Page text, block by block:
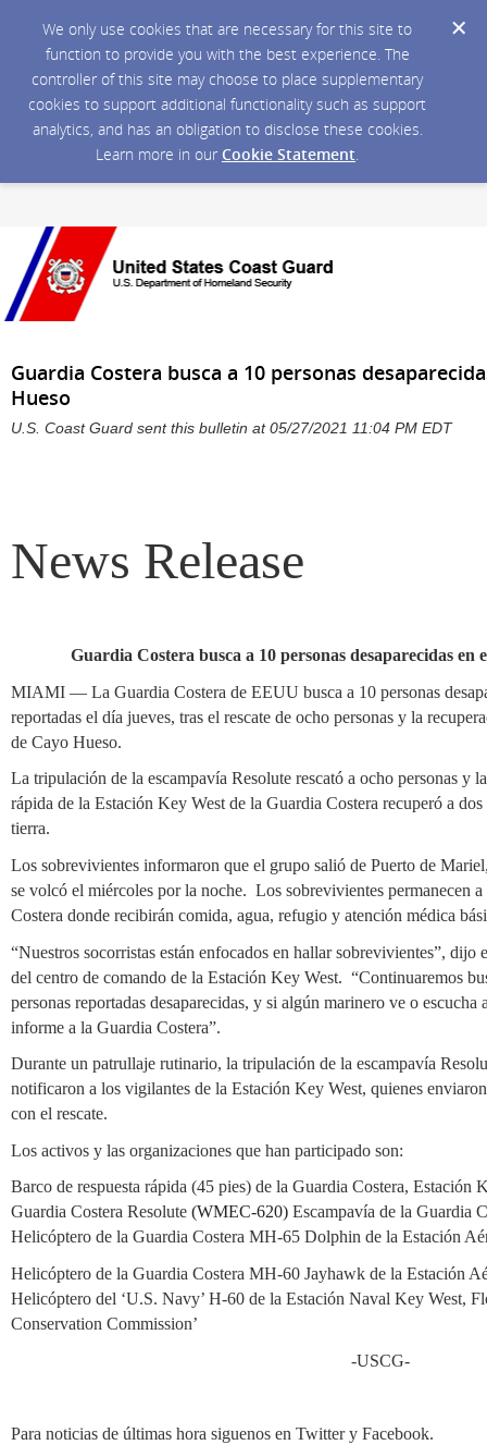
We only use cookies that are necessary for this site to
function to provide you with the best experience. The
controller of this site may choose to place supplementary
cookies to support additional functionality such as support
analytics, and has an obligation to disclose these cookies.
Learn more in our Cookie Statement.
Guardia Costera busca a 10 personas
Hueso
U.S. Coast Guard sent this bulletin at 05/27/2021 11:04 PM EDT
News Release
Guardia Costera busca a 10 personas desaparecidas en
MIAMI — La Guardia Costera de EEUU busca a 10 personas
reportadas el día jueves, tras el rescate de ocho personas y la
de Cayo Hueso.
La tripulación de la escampavía Resolute rescató a ocho personas y
rápida de la Estación Key West de la Guardia Costera recuperó a
tierra.
Los sobrevivientes informaron que el grupo salió de Puerto de
se volcó el miércoles por la noche. Los sobrevivientes permanecen
Costera donde recibirán comida, agua, refugio y atención médica
“Nuestros socorristas están enfocados en hallar sobrevivientes”,
del centro de comando de la Estación Key West. “Continuaremos
personas reportadas desaparecidas, y si algún marinero ve o
informe a la Guardia Costera”.
Durante un patrullaje rutinario, la tripulación de la escampavía
notificaron a los vigilantes de la Estación Key West, quienes
con el rescate.
Los activos y las organizaciones que han participado son:
Barco de respuesta rápida (45 pies) de la Guardia Costera, Estación
Guardia Costera Resolute (WMEC-620) Escampavía de la Guardia
Helicóptero de la Guardia Costera MH-65 Dolphin de la Estación
Helicóptero de la Guardia Costera MH-60 Jayhawk de la Estación
Helicóptero del ‘U.S. Navy’ H-60 de la Estación Naval Key West,
Conservation Commission’
-USCG-
Para noticias de últimas hora siguenos en Twitter y Facebook.